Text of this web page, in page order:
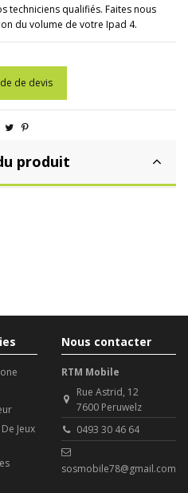
techniciens qualifiés. Faites nous
du volume de votre Ipad 4.
de devis
produit
Jeux
Nous contacter
RTM Mobile
Rue Astrid, 12
7600 Peruwelz
0493 30 46 64
sosmobile78@gmail.com